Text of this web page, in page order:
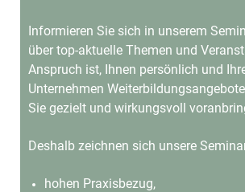
Informieren Sie sich in unserem
über top-aktuelle Themen und
Anspruch ist, Ihnen persönlich und
Unternehmen Weiterbildungsangebote
Sie gezielt und wirkungsvoll
Deshalb zeichnen sich unsere
hohen Praxisbezug,